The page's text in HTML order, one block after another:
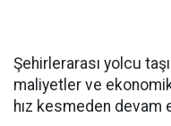
Şehirlerarası yolcu
maliyetler ve
hız kesmeden devam